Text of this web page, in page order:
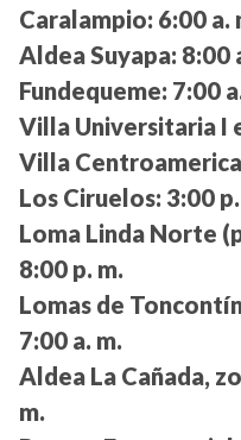
Caralampio: 6:00 a.
Aldea Suyapa: 8:00
Fundequeme: 7:00
Villa Universitaria I
Villa
Los Ciruelos: 3:00
Loma Linda Norte
8:00 p. m.
Lomas de
7:00 a. m.
Aldea La Cañada,
m.